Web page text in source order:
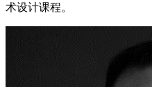
术设计课程。